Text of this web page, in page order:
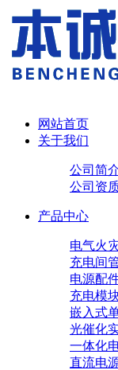
网站首页
关于我们
公司简
公司资
产品中心
电气火
充电间
电源配
充电模
嵌入式
光催化
一体化
直流电